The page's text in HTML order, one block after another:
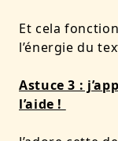
Et cela
l’énergie du
Astuce 3 :
l’aide !